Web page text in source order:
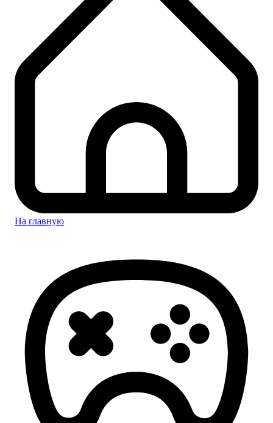
На главную